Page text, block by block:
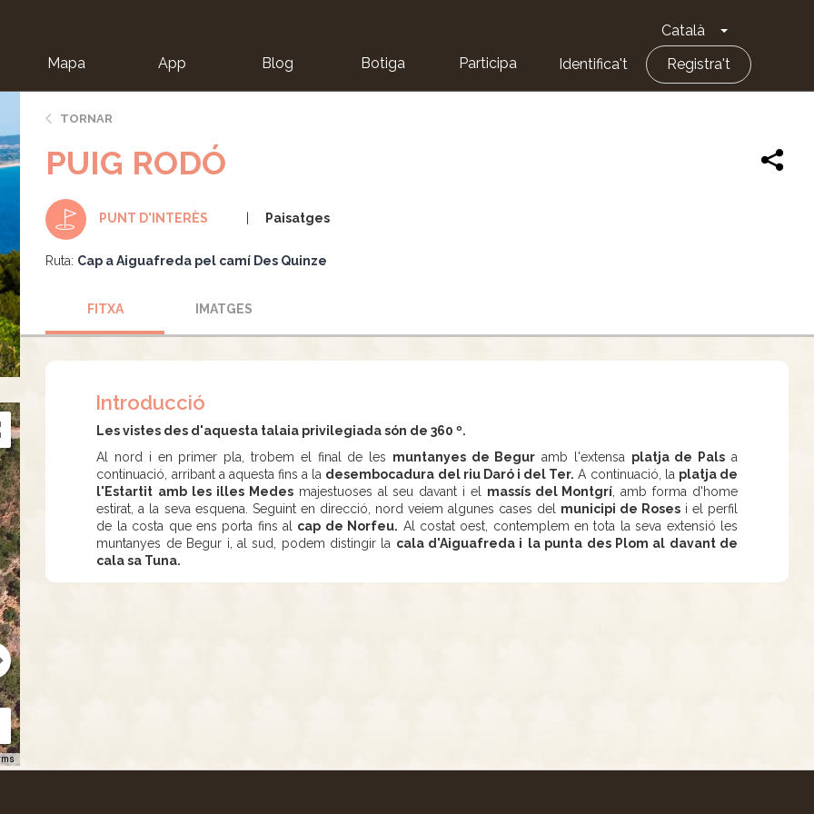
Català Toggle
Mapa App Blog Botiga Participa Identifica't Registra't
TORNAR
PUIG RODÓ
PUNT D'INTERÈS Paisatges
Ruta: Cap a Aiguafreda pel camí Des Quinze
FITXA IMATGES
Introducció
Les vistes des d'aquesta talaia privilegiada són de 360 º.
Al nord i en primer pla, trobem el final de les muntanyes de Begur amb l'extensa platja de Pals a
continuació, arribant a aquesta fins a la desembocadura del riu Daró i del Ter. A continuació, la platja de
l'Estartit amb les illes Medesmajestuoses al seu davant i el massís del Montgrí , amb forma d'home
estirat, a la seva esquena. Seguint en direcció, nord veiem algunes cases del municipi de Rosesi el perfil
de la costa que ens porta fins al cap de Norfeu. Al costat oest, contemplem en tota la seva extensió les
muntanyes de Begur i, al sud, podem distingir la cala d'Aiguafreda i
la punta des Plom al davant de
cala sa Tuna.